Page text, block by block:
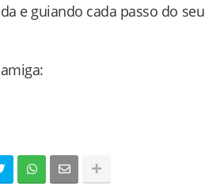
e guiando cada passo do seu